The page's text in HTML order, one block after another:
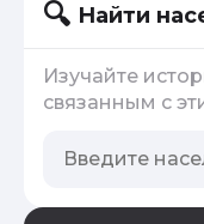
Найти
Изучайте
связанным с